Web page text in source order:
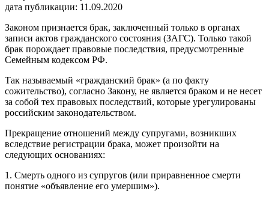
дата публикации: 11.09.2020
Законом признается брак, заключенный только в органах
записи актов гражданского состояния (ЗАГС). Только такой
брак порождает правовые последствия, предусмотренные
Семейным кодексом РФ.
Так называемый «гражданский брак» (а по факту
сожительство), согласно Закону, не является браком и не несет
за собой тех правовых последствий, которые урегулированы
российским законодательством.
Прекращение отношений между супругами, возникших
вследствие регистрации брака, может произойти на
следующих основаниях:
1. Смерть одного из супругов (или приравненное смерти
понятие «объявление его умершим»).